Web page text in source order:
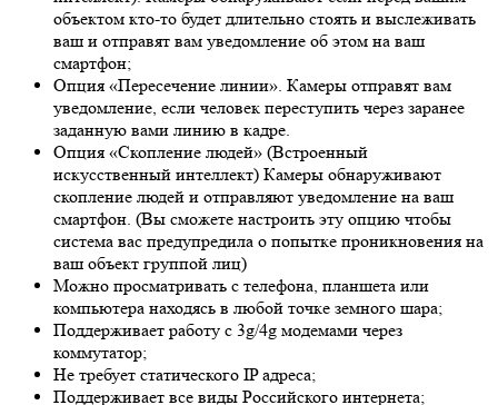
объектом кто-то будет длительно стоять и выслеживать
ваш и отправят вам уведомление об этом на ваш
смартфон;
Опция «Пересечение линии». Камеры отправят вам
уведомление, если человек переступить через заранее
заданную вами линию в кадре.
Опция «Скопление людей» (Встроенный
искусственный интеллект) Камеры обнаруживают
скопление людей и отправляют уведомление на ваш
смартфон. (Вы сможете настроить эту опцию чтобы
система вас предупредила о попытке проникновения на
ваш объект группой лиц)
Можно просматривать с телефона, планшета или
компьютера находясь в любой точке земного шара;
Поддерживает работу с 3g/4g модемами через
коммутатор;
Не требует статического IP адреса;
Поддерживает все виды Российского интернета;